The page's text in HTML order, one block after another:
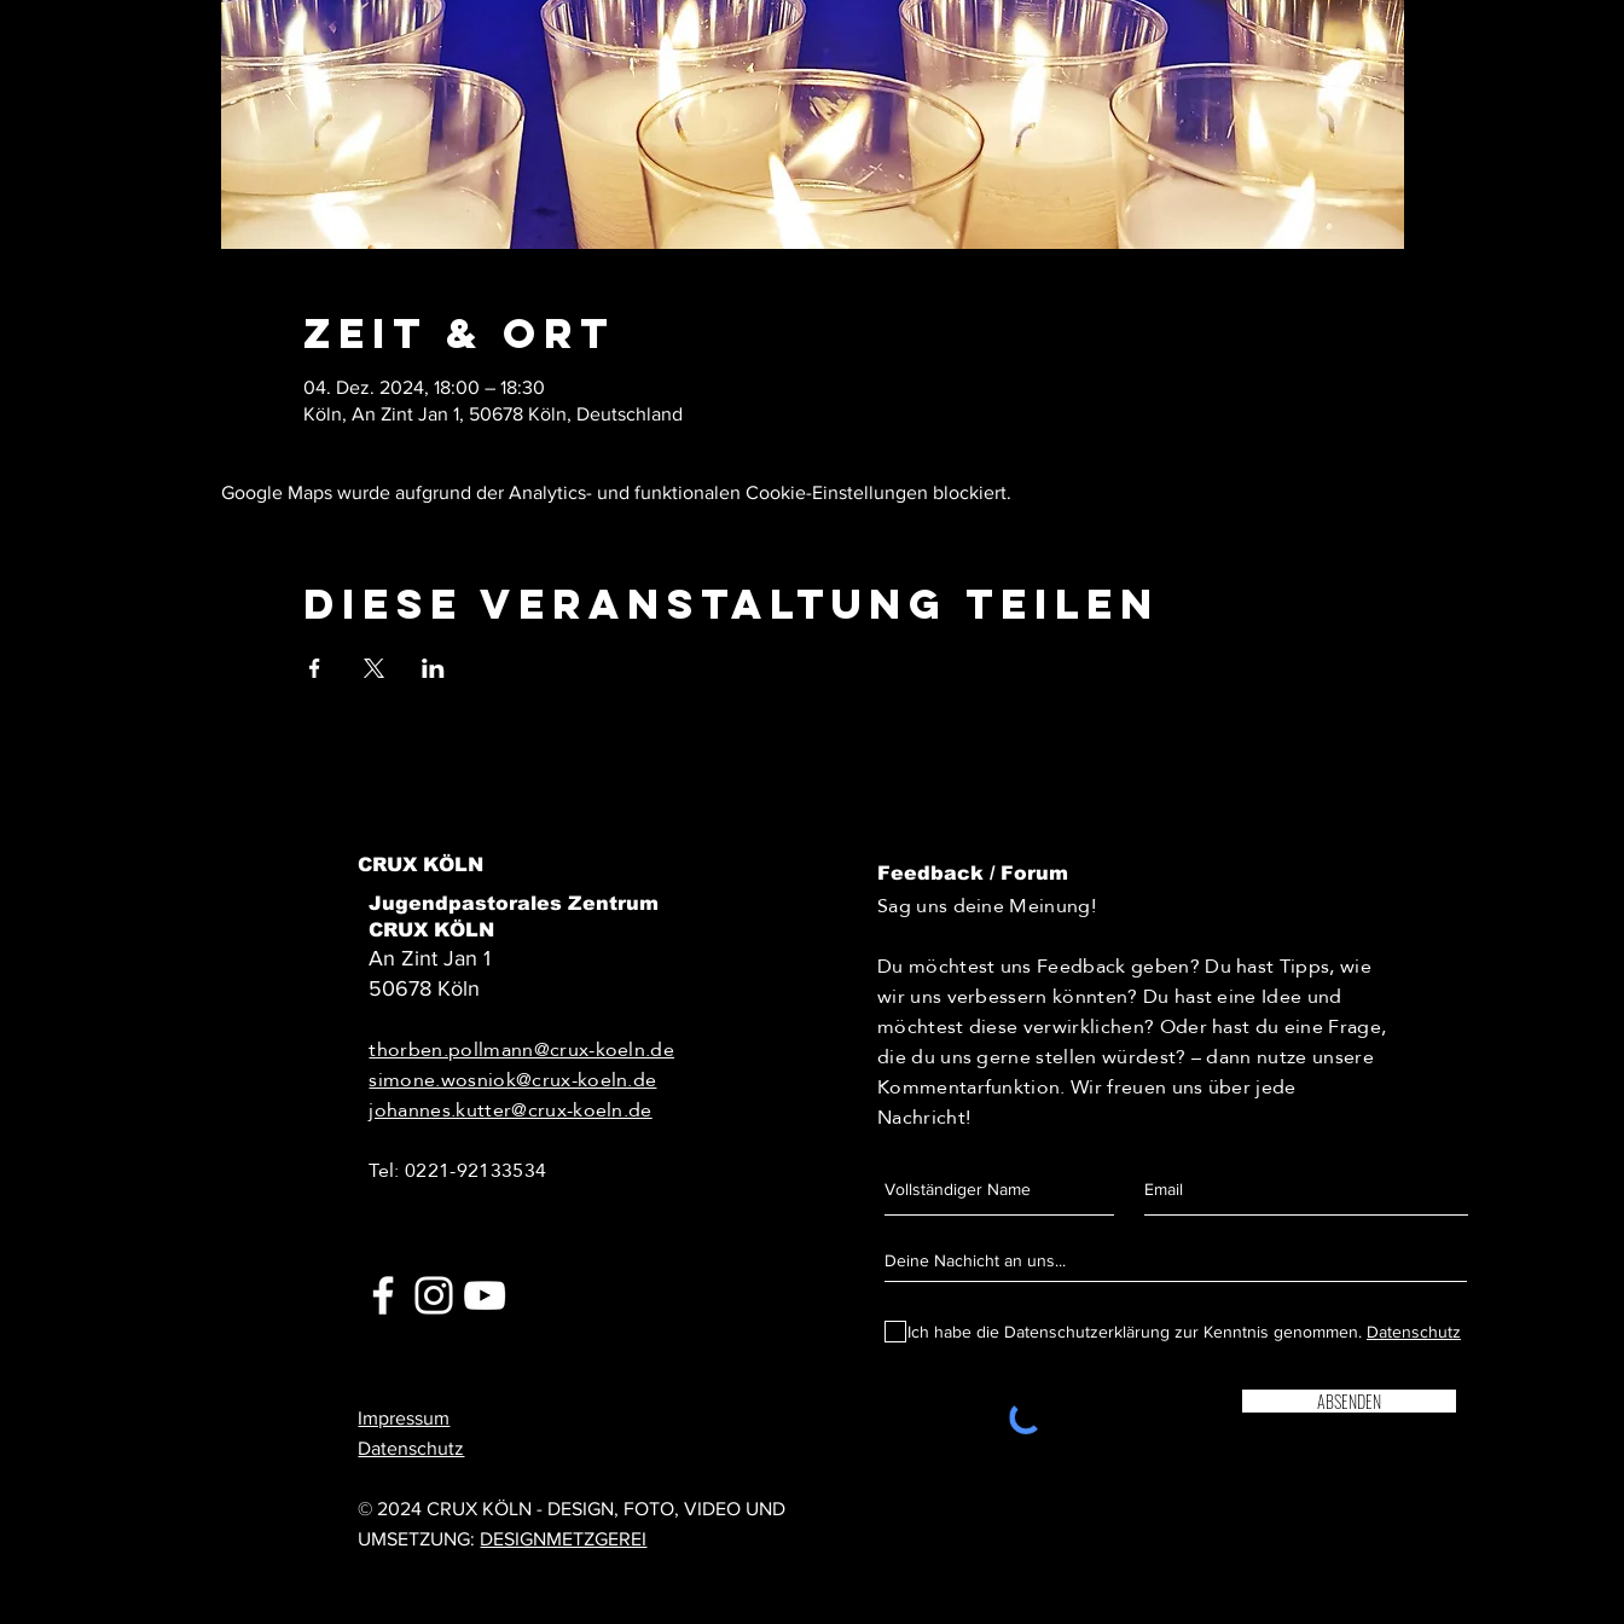
Zeit & Ort
04. Dez. 2024, 18:00 – 18:30
Köln, An Zint Jan 1, 50678 Köln, Deutschland
Google Maps wurde aufgrund der Analytics- und funktionalen Cookie-Einstellungen blockiert.
Diese Veranstaltung teilen
CRUX KÖLN
Jugendpastorales Zentrum
CRUX KÖLN
An Zint Jan 1
50678 Köln
thorben.pollmann@crux-koeln.de
simone.wosniok@crux-koeln.de
johannes.kutter@crux-koeln.de
Tel: 0221-92133534
Impressum
Datenschutz
© 2024 CRUX KÖLN - DESIGN, FOTO, VIDEO UND
UMSETZUNG: DESIGNMETZGEREI
Feedback / Forum
Sag uns deine Meinung!
Du möchtest uns Feedback geben? Du hast Tipps, wie
wir uns verbessern könnten? Du hast eine Idee und
möchtest diese verwirklichen? Oder hast du eine Frage,
die du uns gerne stellen würdest? – dann nutze unsere
Kommentarfunktion. Wir freuen uns über jede
Nachricht!
Ich habe die Datenschutzerklärung zur Kenntnis genommen. Datenschutz
ABSENDEN